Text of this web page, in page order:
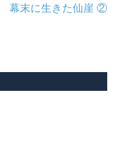
幕末に生きた仙崖 ②